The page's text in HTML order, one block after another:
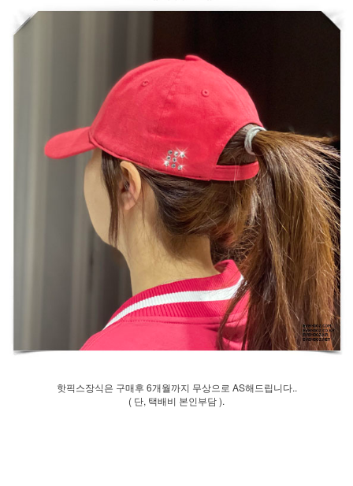
핫픽스장식은 구매후 6개월까지 무상으로 AS해드립니다..
( 단, 택배비 본인부담 ).